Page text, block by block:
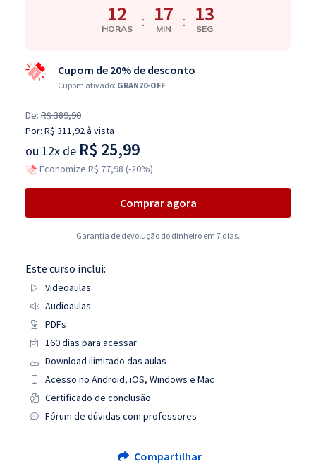
12
HORAS : 17
MIN : 12
SEG
Cupom de 20% de desconto
Cupom ativado: GRAN20-OFF
De: R$ 389,90
Por: R$ 311,92à vista
ou 12x de R$ 25,99
Economize R$ 77,98 (-20%)
Comprar agora
Garantia de devolução do dinheiro em 7 dias.
Este curso inclui:
Videoaulas
Audioaulas
PDFs
160 dias para acessar
Download ilimitado das aulas
Acesso no Android, iOS, Windows e Mac
Certificado de conclusão
Fórum de dúvidas com professores
Compartilhar